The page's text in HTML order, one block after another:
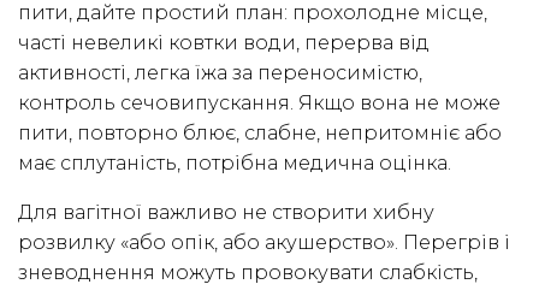
пити, дайте простий план: прохолодне місце,
часті невеликі ковтки води, перерва від
активності, легка їжа за переносимістю,
контроль сечовипускання. Якщо вона не може
пити, повторно блює, слабне, непритомніє або
має сплутаність, потрібна медична оцінка.
Для вагітної важливо не створити хибну
розвилку «або опік, або акушерство». Перегрів і
зневоднення можуть провокувати слабкість,